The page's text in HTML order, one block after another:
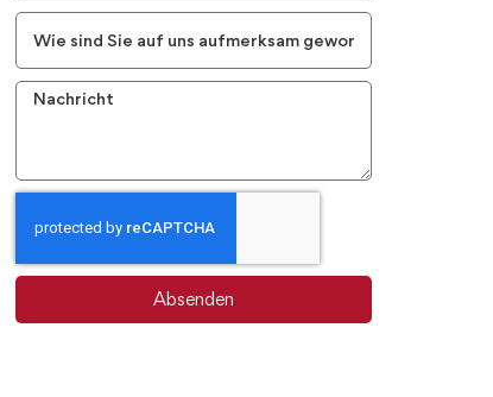
+49
Absenden